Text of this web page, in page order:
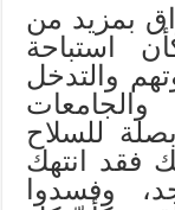
بمزيد من
استباحة
والتدخل
للسلاح
فقد انتهك
وفسدوا